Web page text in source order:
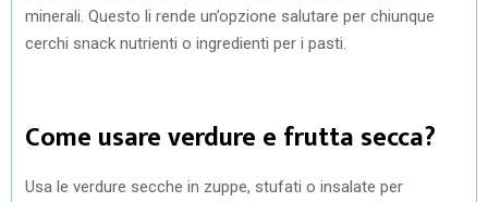
minerali. Questo li rende un’opzione salutare per chiunque
cerchi snack nutrienti o ingredienti per i pasti.
Come usare verdure e frutta secca?
Usa le verdure secche in zuppe, stufati o insalate per